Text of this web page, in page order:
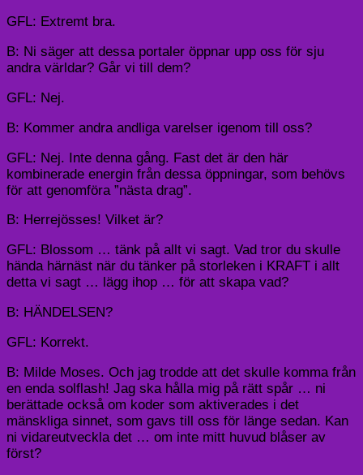
GFL: Extremt bra.
B: Ni säger att dessa portaler öppnar upp oss för sju
andra världar? Går vi till dem?
GFL: Nej.
B: Kommer andra andliga varelser igenom till oss?
GFL: Nej. Inte denna gång. Fast det är den här
kombinerade energin från dessa öppningar, som behövs
för att genomföra ”nästa drag”.
B: Herrejösses! Vilket är?
GFL: Blossom … tänk på allt vi sagt. Vad tror du skulle
hända härnäst när du tänker på storleken i KRAFT i allt
detta vi sagt … lägg ihop … för att skapa vad?
B: HÄNDELSEN?
GFL: Korrekt.
B: Milde Moses. Och jag trodde att det skulle komma från
en enda solflash! Jag ska hålla mig på rätt spår … ni
berättade också om koder som aktiverades i det
mänskliga sinnet, som gavs till oss för länge sedan. Kan
ni vidareutveckla det … om inte mitt huvud blåser av
först?